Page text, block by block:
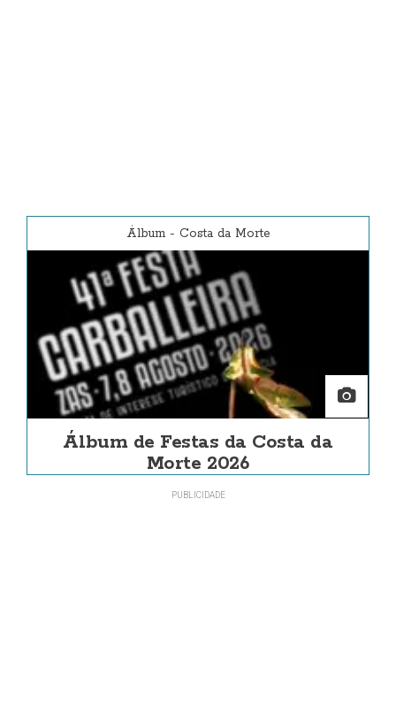
Álbum - Costa da Morte
Álbum de Festas da Costa da
Morte 2026